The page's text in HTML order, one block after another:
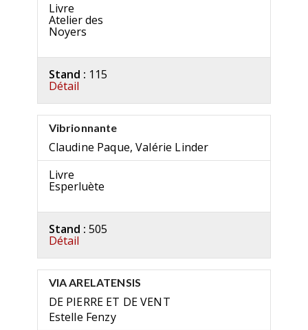
Livre
Atelier des
Noyers
Stand : 115
Détail
Vibrionnante
Claudine Paque, Valérie Linder
Livre
Esperluète
Stand : 505
Détail
VIA ARELATENSIS
DE PIERRE ET DE VENT
Estelle Fenzy